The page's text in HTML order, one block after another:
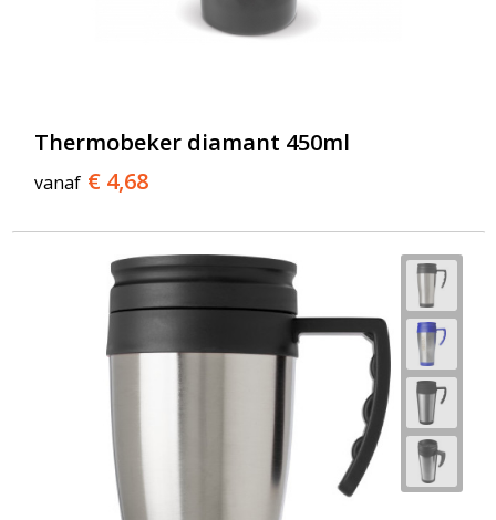
Thermobeker diamant 450ml
vanaf € 4,68